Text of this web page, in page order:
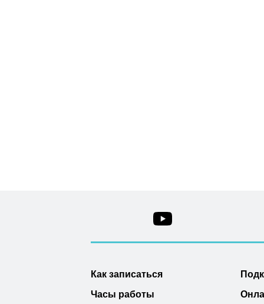
Как записаться
Часы работы